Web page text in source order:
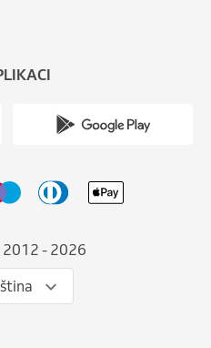
2012 - 2026